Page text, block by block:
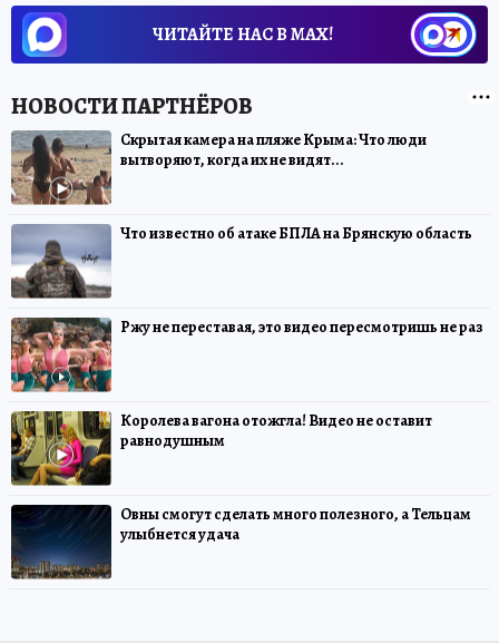
ЧИТАЙТЕ НАС В МАХ!
Скрытая камера на пляже Крыма: Что люди
вытворяют, когда их не видят...
Что известно об атаке БПЛА на Брянскую область
Ржу не переставая, это видео пересмотришь не раз
Королева вагона отожгла! Видео не оставит
равнодушным
Овны смогут сделать много полезного, а Тельцам
улыбнется удача